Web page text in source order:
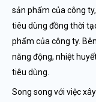
sản phẩm của công
tiêu dùng đồng thời
phẩm của công ty.
năng động, nhiệt
tiêu dùng.
Song song với việc